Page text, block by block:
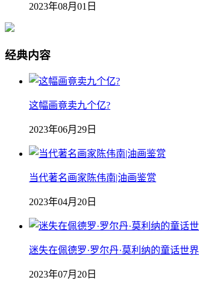
2023年08月01日
经典内容
这幅画竟卖九个亿?
2023年06月29日
当代著名画家陈伟南|油画鉴赏
2023年04月20日
迷失在佩德罗·罗尔丹·莫利纳的童话世界
2023年07月20日